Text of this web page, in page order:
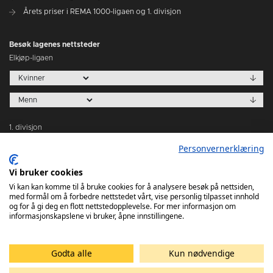
Årets priser i REMA 1000-ligaen og 1. divisjon
Besøk lagenes nettsteder
Elkjøp-ligaen
1. divisjon
Tabeller
Personvernerklæring
Vi bruker cookies
Vi kan kan komme til å bruke cookies for å analysere besøk på nettsiden,
med formål om å forbedre nettstedet vårt, vise personlig tilpasset innhold
og for å gi deg en flott nettstedopplevelse. For mer informasjon om
informasjonskapslene vi bruker, åpne innstillingene.
Godta alle
Kun nødvendige